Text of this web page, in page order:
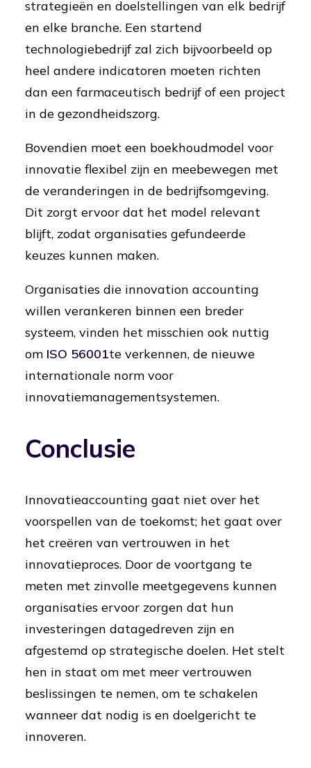
strategieën en doelstellingen van elk bedrijf
en elke branche. Een startend
technologiebedrijf zal zich bijvoorbeeld op
heel andere indicatoren moeten richten
dan een farmaceutisch bedrijf of een project
in de gezondheidszorg.
Bovendien moet een boekhoudmodel voor
innovatie flexibel zijn en meebewegen met
de veranderingen in de bedrijfsomgeving.
Dit zorgt ervoor dat het model relevant
blijft, zodat organisaties gefundeerde
keuzes kunnen maken.
Organisaties die innovation accounting
willen verankeren binnen een breder
systeem, vinden het misschien ook nuttig
om ISO 56001te verkennen, de nieuwe
internationale norm voor
innovatiemanagementsystemen.
Conclusie
Innovatieaccounting gaat niet over het
voorspellen van de toekomst; het gaat over
het creëren van vertrouwen in het
innovatieproces. Door de voortgang te
meten met zinvolle meetgegevens kunnen
organisaties ervoor zorgen dat hun
investeringen datagedreven zijn en
afgestemd op strategische doelen. Het stelt
hen in staat om met meer vertrouwen
beslissingen te nemen, om te schakelen
wanneer dat nodig is en doelgericht te
innoveren.